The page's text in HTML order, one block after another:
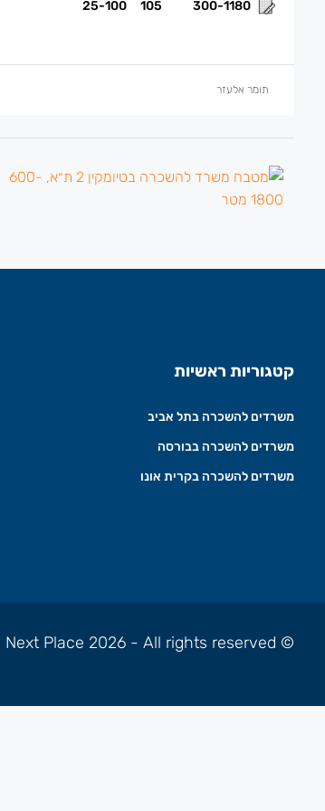
300-1180
105
25-100
תומר אלעזר
קטגוריות ראשיות
משרדים להשכרה בתל אביב
משרדים להשכרה בבורסה
משרדים להשכרה בקרית אונו
© Next Place 2026 - All rights reserved